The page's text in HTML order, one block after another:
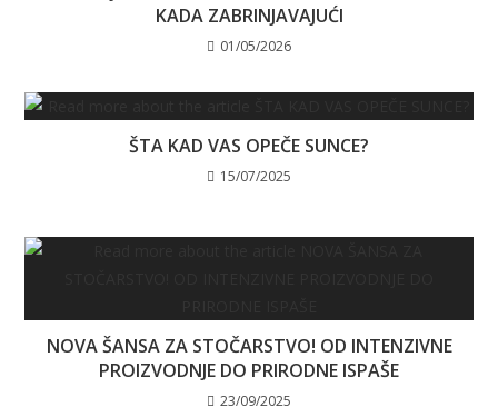
KADA ZABRINJAVAJUĆI
01/05/2026
ŠTA KAD VAS OPEČE SUNCE?
15/07/2025
NOVA ŠANSA ZA STOČARSTVO! OD INTENZIVNE
PROIZVODNJE DO PRIRODNE ISPAŠE
23/09/2025